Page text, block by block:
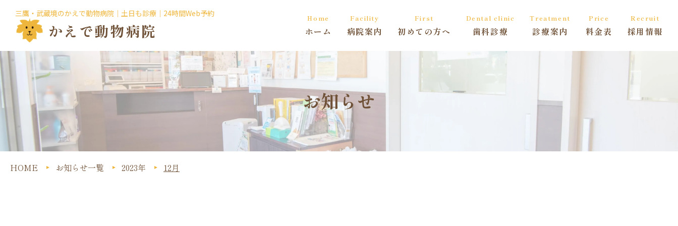
三鷹・武蔵境のかえで動物病院｜土日も診療｜24時間Web予約
かえで動物病院
Home
ホーム
Facility
病院案内
First
初めての方へ
Dental clinic
歯科診療
Treatment
診療案内
Price
料金表
Recruit
採用情報
お知らせ
HOME お知らせ一覧 2023年 12月